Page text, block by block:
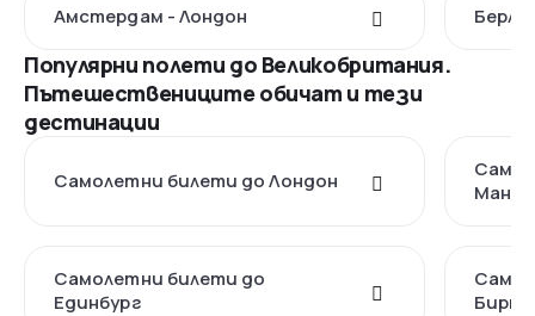
Амстердам - Лондон
Популярни полети до Великобритания.
Пътешествениците обичат и тези
дестинации
Самолетни билети до Лондон
Самолетни билети до
Единбург